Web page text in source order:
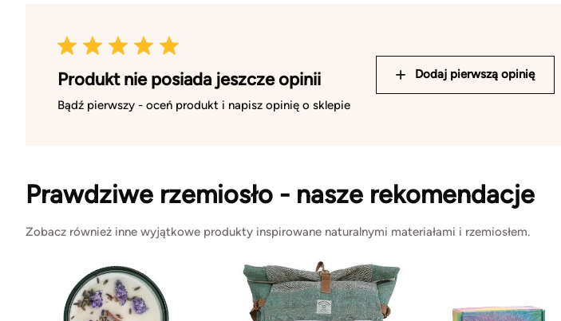
Produkt nie posiada jeszcze opinii
Bądź pierwszy - oceń produkt i napisz opinię o sklepie
Dodaj pierwszą opinię
Prawdziwe rzemiosło - nasze rekomendacje
Zobacz również inne wyjątkowe produkty inspirowane naturalnymi materiałami i rzemiosłem.